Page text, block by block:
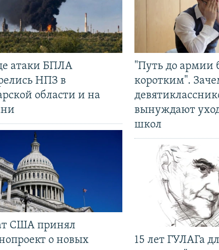
атаки БПЛА
НПЗ в
области и на
США принял
о новых
"Путь до армии
коротким".
вынуждают
школ
15 лет ГУЛАГа